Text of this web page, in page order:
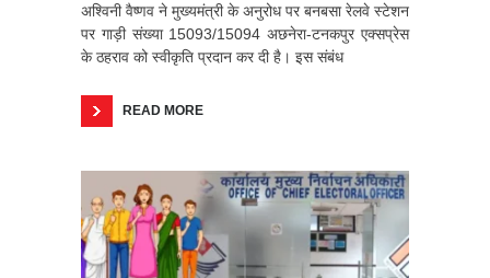
अश्विनी वैष्णव ने मुख्यमंत्री के अनुरोध पर बनबसा रेलवे स्टेशन
पर गाड़ी संख्या 15093/15094 अछनेरा-टनकपुर एक्सप्रेस
के ठहराव को स्वीकृति प्रदान कर दी है। इस संबंध
READ MORE